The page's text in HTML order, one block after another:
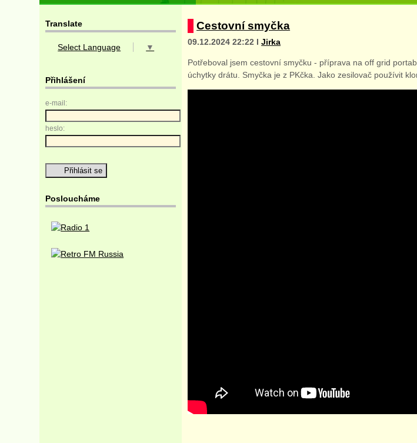
Translate
Select Language ▼
Přihlášení
e-mail:
heslo:
Posloucháme
Cestovní smyčka
09.12.2024 22:22 IJirka
Potřeboval jsem cestovní smyčku - příprava na off grid
úchytky drátu. Smyčka je z PKčka. Jako zesilovač používit